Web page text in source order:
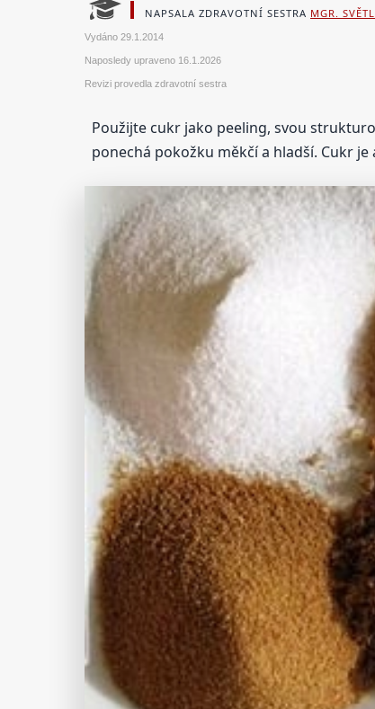
NAPSALA ZDRAVOTNÍ SESTRA MGR.
Vydáno29.1.2014
Naposledy upraveno 16.1.2026
Revizi provedla zdravotní sestra
Použijte cukr jako peeling, svou
ponechá pokožku měkčí a hladší. Cukr